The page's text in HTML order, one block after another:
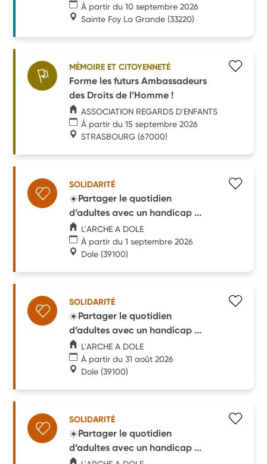
À partir du 10 septembre 2026
Sainte Foy La Grande (33220)
MÉMOIRE ET CITOYENNETÉ
Forme les futurs Ambassadeurs
des Droits de l’Homme !
ASSOCIATION REGARDS D'ENFANTS
À partir du 15 septembre 2026
STRASBOURG (67000)
SOLIDARITÉ
☀️Partager le quotidien
d’adultes avec un handicap ...
L'ARCHE A DOLE
À partir du 1 septembre 2026
Dole (39100)
SOLIDARITÉ
☀️Partager le quotidien
d’adultes avec un handicap ...
L'ARCHE A DOLE
À partir du 31 août 2026
Dole (39100)
SOLIDARITÉ
☀️Partager le quotidien
d’adultes avec un handicap ...